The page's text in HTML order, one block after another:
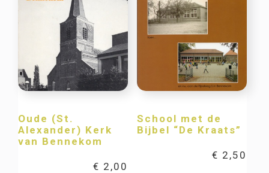
Oude (St.
Alexander) Kerk
van Bennekom
€ 2,00
School met de
Bijbel “De Kraats”
€ 2,50